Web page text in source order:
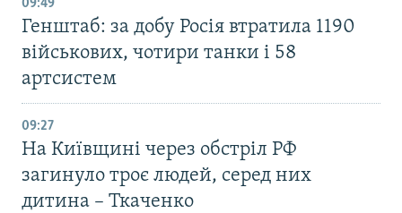
09:49
Генштаб: за добу Росія втратила 1190
військових, чотири танки і 58
артсистем
09:27
На Київщині через обстріл РФ
загинуло троє людей, серед них
дитина – Ткаченко